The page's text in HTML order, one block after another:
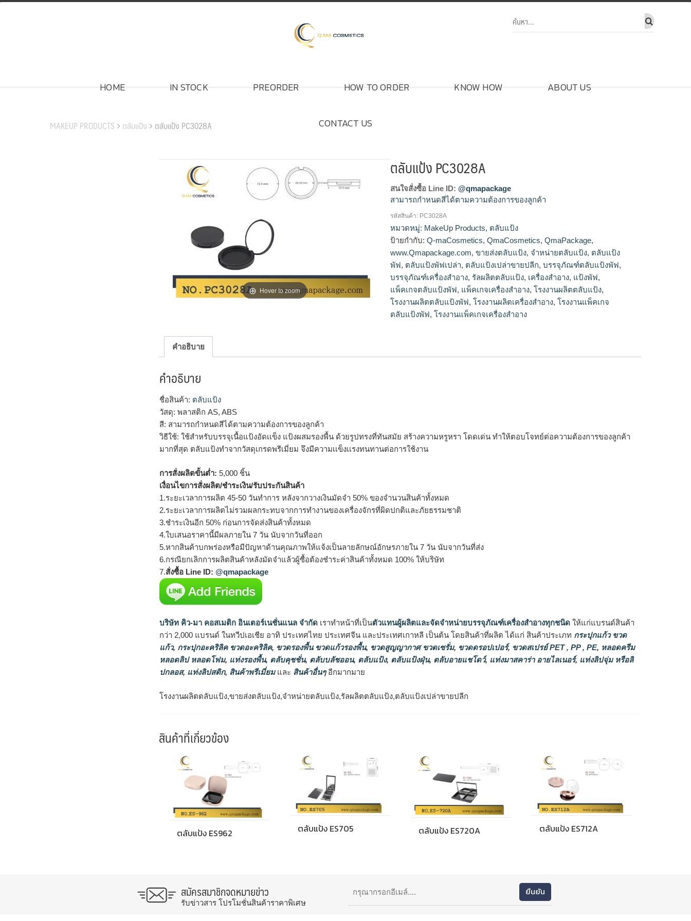
Skip
HOME IN STOCK PREORDER HOW TO ORDER KNOW HOW ABOUT US
CONTACT US
MAKEUP PRODUCTS ตลับแป้ง ตลับแป้ง PC3028A
Hover to zoom
ตลับแป้ง PC3028A
สนใจสั่งซื้อ Line ID: @qmapackage
สามารถกำหนดสีได้ตามความต้องการของลูกค้า
โรงงานผลิตตลับแป้ง,ขายส่งตลับแป้ง,จำหน่ายตลับแป้ง,รัลผลิตตลับ
แป้ง,ตลับแป้งเปล่าขายปลีก
รหัสสินค้า: PC3028A
หมวดหมู่: MakeUp Products, ตลับแป้ง
ป้ายกำกับ:Q-maCosmetics,QmaCosmetics,QmaPackage,
www.Qmapackage.com,ขายส่งตลับแป้ง, จำหน่ายตลับแป้ง, ตลับแป้ง
พัฟ, ตลับแป้งพัฟเปล่า, ตลับแป้งเปล่าขายปลีก,บรรจุภัณฑ์ตลับแป้งพัฟ,
บรรจุภัณฑ์เครื่องสำอาง, รัลผลิตตลับแป้ง, เครื่องสำอาง, แป้งพัฟ,
แพ็คเกจตลับแป้งพัฟ, แพ็คเกจเครื่องสำอาง,โรงงานผลิตตลับแป้ง,
โรงงานผลิตตลับแป้งพัฟ,โรงงานผลิตเครื่องสำอาง,โรงงานแพ็คเกจ
ตลับแป้งพัฟ,โรงงานแพ็คเกจเครื่องสำอาง
คำอธิบาย
คำอธิบาย
ชื่อสินค้า: ตลับแป้ง
วัสดุ: พลาสติก AS, ABS
สี: สามารถกำหนดสีได้ตามความต้องการของลูกค้า
วิธีใช้: ใช้สำหรับบรรจุเนื้อแป้งอัดเเข็ง แป้งผสมรองพื้น ด้วยรูปทรงที่ทันสมัย สร้างความหรูหรา โดดเด่น ทำให้ตอบโจทย์ต่อความต้องการของลูกค้า
มากที่สุด ตลับแป้งทำจากวัสดุเกรดพรีเมี่ยม จึงมีความเเข็งเเรงทนทานต่อการใช้งาน
การสั่งผลิตขั้นต่ำ: 5,000 ชิ้น
เงื่อนไขการสั่งผลิต/ชำระเงิน/รับประกันสินค้า
1.ระยะเวลาการผลิต 45-50 วันทำการ หลังจากวางเงินมัดจำ 50% ของจำนวนสินค้าทั้งหมด
2.ระยะเวลาการผลิตไม่รวมผลกระทบจากการทำงานของเครื่องจักรที่ผิดปกติและภัยธรรมชาติ
3.ชำระเงินอีก 50% ก่อนการจัดส่งสินค้าทั้งหมด
4.ใบเสนอราคานี้มีผลภายใน 7 วัน นับจากวันที่ออก
5.หากสินค้าบกพร่องหรือมีปัญหาด้านคุณภาพให้แจ้งเป็นลายลักษณ์อักษรภายใน 7 วัน นับจากวันที่ส่ง
6.กรณียกเลิกการผลิตสินค้าหลังมัดจำแล้วผู้ซื้อต้องชำระค่าสินค้าทั้งหมด 100% ให้บริษัท
7.สั่งซื้อ Line ID: @qmapackage
บริษัท คิว-มา คอสเมติก อินเตอร์เนชั่นแนล จำกัด เราทำหน้าที่เป็นตัวแทนผู้ผลิตและจัดจำหน่ายบรรจุภัณฑ์เครื่องสำอางทุกชนิด ให้แก่แบรนด์สินค้า
กว่า 2,000 แบรนด์ ในทวีปเอเชีย อาทิ ประเทศไทย ประเทศจีน และประเทศเกาหลี เป็นต้น โดยสินค้าที่ผลิต ได้แก่ สินค้าประเภท กระปุกแก้ว ขวด
แก้ว, กระปุกอะคริลิค ขวดอะคริลิค, ขวดรองพื้น ขวดแก้วรองพื้น, ขวดสูญญากาศ ขวดเซรั่ม, ขวดดรอปเปอร์, ขวดสเปรย์ PET , PP , PE, หลอดครีม
หลอดลิป หลอดโฟม, แท่งรองพื้น, ตลับคุชชั่น, ตลับบลัชออน, ตลับแป้ง, ตลับแป้งฝุ่น, ตลับอายแชโดว์, แท่งมาสคาร่า อายไลเนอร์, แท่งลิปจุ่ม หรือลิ
ปกลอส, แท่งลิปสติก, สินค้าพรีเมี่ยมและ สินค้าอื่นๆอีกมากมาย
โรงงานผลิตตลับแป้ง,ขายส่งตลับแป้ง,จำหน่ายตลับแป้ง,รัลผลิตตลับแป้ง,ตลับแป้งเปล่าขายปลีก
สินค้าที่เกี่ยวข้อง
ตลับแป้ง ES962 ตลับแป้ง ES705 ตลับแป้ง ES720A ตลับแป้ง ES712A
สมัครสมาชิกจดหมายข่าว
รับข่าวสาร โปรโมชั่นสินค้าราคาพิเศษ